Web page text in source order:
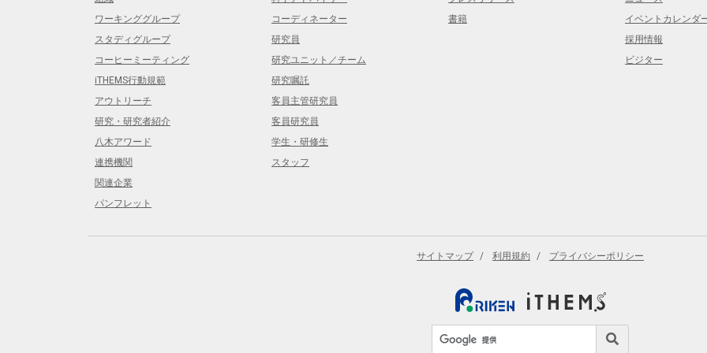
ワーキンググループ
スタディグループ
コーヒーミーティング
iTHEMS行動規範
アウトリーチ
研究・研究者紹介
八木アワード
連携機関
関連企業
パンフレット
コーディネーター
研究員
研究ユニット／チーム
研究嘱託
客員主管研究員
客員研究員
学生・研修生
スタッフ
書籍
イベントカレンダ
採用情報
ビジター
サイトマップ 利用規約 プライバシーポリシー